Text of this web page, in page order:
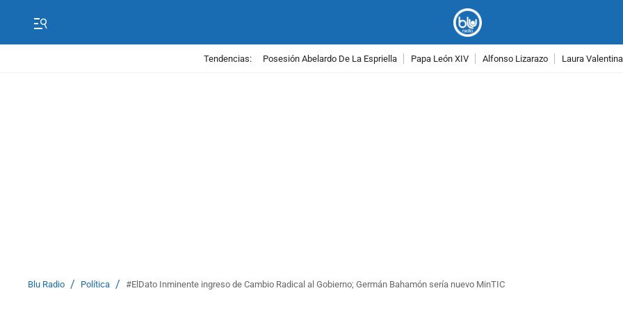
Tendencias: Posesión Abelardo De La Espriella Papa León XIV Alfonso Lizarazo Laura
Blu Radio / Política / #ElDato Inminente ingreso de Cambio Radical al Gobierno; Germán Bahamón sería nuevo MinTIC